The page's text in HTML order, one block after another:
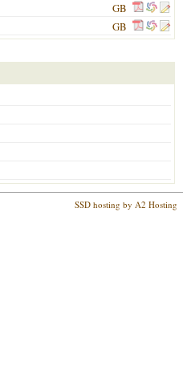
GB
GB
SSD hosting by A2 Hosting